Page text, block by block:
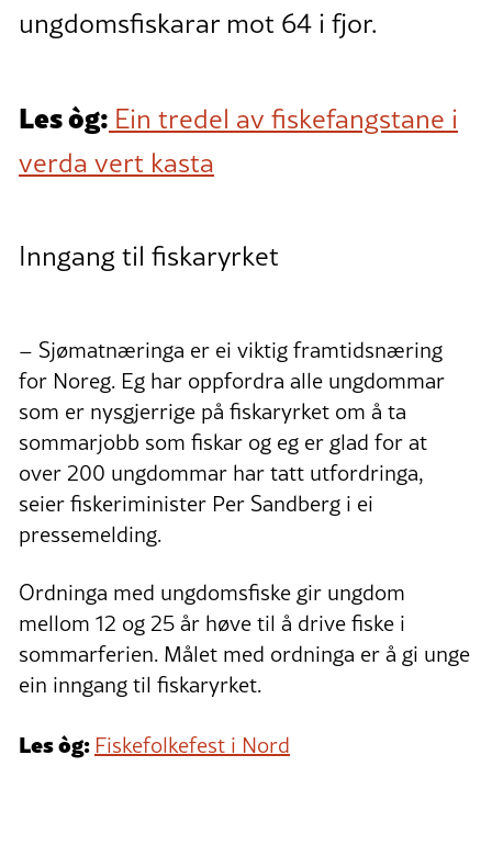
ungdomsfiskarar mot 64 i fjor.
Les òg: Ein tredel av fiskefangstane i
verda vert kasta
Inngang til fiskaryrket
– Sjømatnæringa er ei viktig framtidsnæring
for Noreg. Eg har oppfordra alle ungdommar
som er nysgjerrige på fiskaryrket om å ta
sommarjobb som fiskar og eg er glad for at
over 200 ungdommar har tatt utfordringa,
seier fiskeriminister Per Sandberg i ei
pressemelding.
Ordninga med ungdomsfiske gir ungdom
mellom 12 og 25 år høve til å drive fiske i
sommarferien. Målet med ordninga er å gi unge
ein inngang til fiskaryrket.
Les òg: Fiskefolkefest i Nord